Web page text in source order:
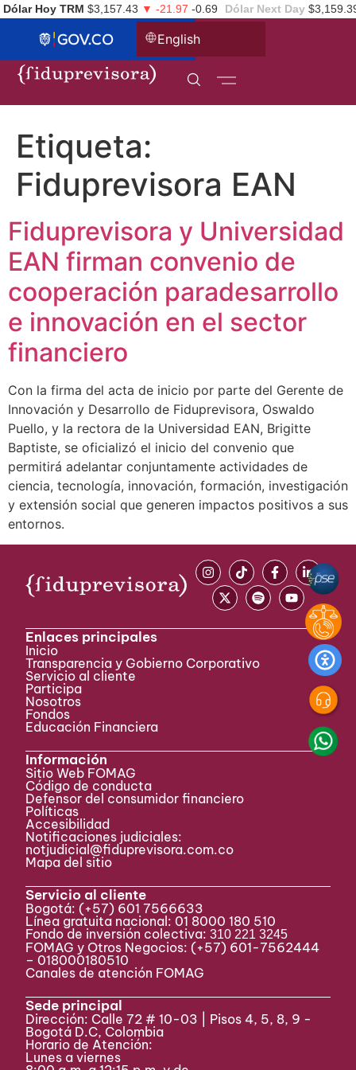
Dólar Hoy TRM $3,157.43 ▼ -21.97 -0.69 Dólar Next Day
English
Etiqueta:
Fiduprevisora EAN
Fiduprevisora y Universidad
EAN firman convenio de
cooperación paradesarrollo
e innovación en el sector
financiero
Con la firma del acta de inicio por parte del Gerente de
Innovación y Desarrollo de Fiduprevisora, Oswaldo
Puello, y la rectora de la Universidad EAN, Brigitte
Baptiste, se oficializó el inicio del convenio que
permitirá adelantar conjuntamente actividades de
ciencia, tecnología, innovación, formación, investigación
y extensión social que generen impactos positivos a sus
entornos.
Enlaces principales
Inicio
Transparencia y Gobierno Corporativo
Servicio al cliente
Participa ​
Nosotros
Fondos
Educación Financiera
Información
Sitio Web FOMAG
Código de conducta
Defensor del consumidor financiero
Políticas
Accesibilidad
Notificaciones judiciales:
notjudicial@fiduprevisora.com.co
Mapa del sitio
Servicio al cliente
Bogotá: (+57) 601 7566633
Línea gratuita nacional: 01 8000 180 510
Fondo de inversión colectiva:310 221 3245
FOMAG y Otros Negocios: (+57) 601-7562444
– 018000180510
Canales de atención FOMAG
Sede principal
Dirección: Calle 72 # 10-03 | Pisos 4, 5, 8, 9 -
Bogotá D.C, Colombia
Horario de Atención:
Lunes a viernes